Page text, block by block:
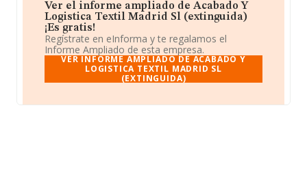
Ver el informe ampliado de Acabado Y
Logistica Textil Madrid Sl (extinguida)
¡Es gratis!
Regístrate en eInforma y te regalamos el
Informe Ampliado de esta empresa.
VER INFORME AMPLIADO DE ACABADO Y
LOGISTICA TEXTIL MADRID SL
(EXTINGUIDA)